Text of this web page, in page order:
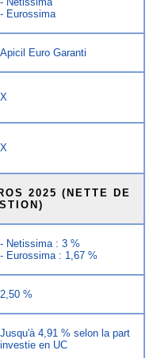
- Eurossima
Apicil Euro Garanti
X
X
2025 (NETTE DE
- Netissima : 3 %
- Eurossima : 1,67 %
2,50 %
Jusqu'à 4,91 % selon la part
investie en UC